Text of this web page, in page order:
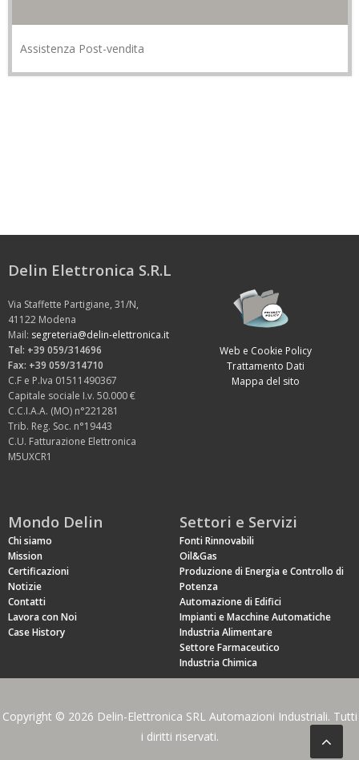
Assistenza Post-vendita
Delin Elettronica S.R.L
Via Staffette Partigiane, 31/N,
41122 Modena
Mail: segreteria@delin-elettronica.it
Tel: +39 059/314696
Fax: +39 059/314710
C.F e P.Iva 01511490367
Capitale sociale I.v. 50.000 €
C.C.I.A.A. (MO) n°221281
Trib. Reg. Soc. n°19443
C.U. Fatturazione Elettronica
M5UXCR1
Web e Cookie Policy
Trattamento Dati
Mappa del sito
Mondo Delin
Chi siamo
Mission
Certificazioni
Notizie
Contatti
Lavora con Noi
Case History
Settori e Servizi
Fonti Rinnovabili
Oil&Gas
Produzione di Energia e Controllo di
Potenza
Automazione di Edifici
Impianti e Macchine Automatiche
Industria Alimentare
Settore Farmaceutico
Industria Chimica
Copyright © 2026 Delin-Elettronica SRL Automazioni Industriali. Tutti
i diritti riservati.